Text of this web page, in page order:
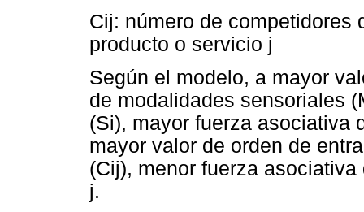
Cij: número de competidores
producto o servicio j
Según el modelo, a mayor
de modalidades sensoriales
(Si), mayor fuerza asociativa
mayor valor de orden de
(Cij), menor fuerza
j.